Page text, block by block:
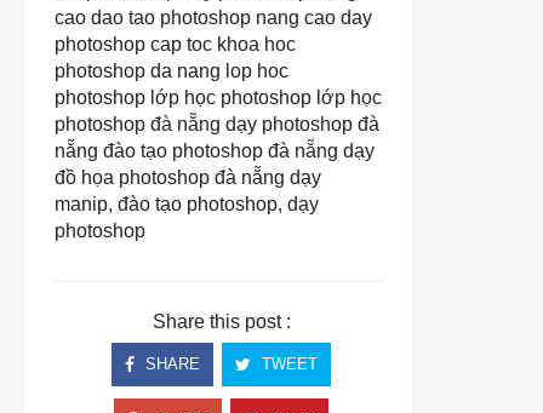
cao dao tao photoshop nang cao day
photoshop cap toc khoa hoc
photoshop da nang lop hoc
photoshop lớp học photoshop lớp học
photoshop đà nẵng dạy photoshop đà
nẵng đào tạo photoshop đà nẵng dạy
đồ họa photoshop đà nẵng dạy
manip, đào tạo photoshop, dạy
photoshop
Share this post :
SHARE TWEET